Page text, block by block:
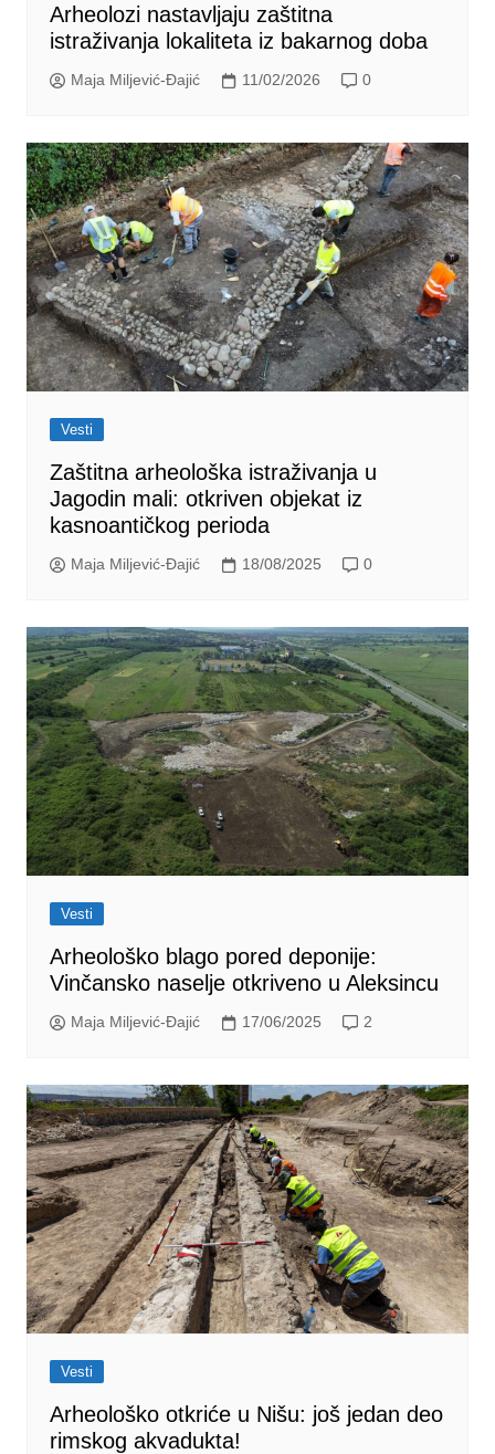
Arheolozi nastavljaju zaštitna
istraživanja lokaliteta iz bakarnog doba
Maja Miljević-Đajić 11/02/2026 0
Vesti
Zaštitna arheološka istraživanja u
Jagodin mali: otkriven objekat iz
kasnoantičkog perioda
Maja Miljević-Đajić 18/08/2025 0
Vesti
Arheološko blago pored deponije:
Vinčansko naselje otkriveno u Aleksincu
Maja Miljević-Đajić 17/06/2025 2
Vesti
Arheološko otkriće u Nišu: još jedan deo
rimskog akvadukta!